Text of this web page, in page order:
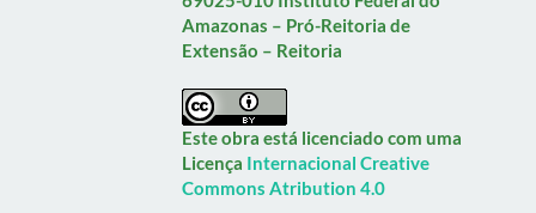
Amazonas – Pró-Reitoria de
Extensão – Reitoria
Este obra está licenciado com uma
Licença Internacional Creative
Commons Atribution 4.0